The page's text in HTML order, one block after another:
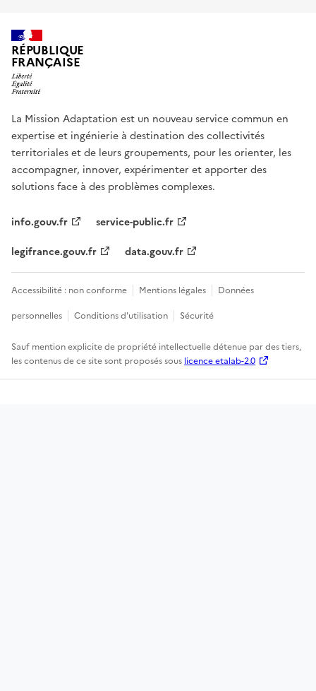
RÉPUBLIQUE
FRANÇAISE
La Mission Adaptation est un nouveau service commun en
expertise et ingénierie à destination des collectivités
territoriales et de leurs groupements, pour les orienter, les
accompagner, innover, expérimenter et apporter des
solutions face à des problèmes complexes.
info.gouv.fr
service-public.fr
legifrance.gouv.fr
data.gouv.fr
Accessibilité : non conforme Mentions légales
Données
personnelles
Conditions d'utilisation Sécurité
Sauf mention explicite de propriété intellectuelle détenue par des tiers,
les contenus de ce site sont proposés sous licence etalab-2.0